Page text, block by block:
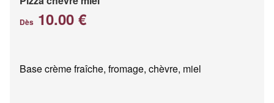
Dès 10.00 €
Base crème fraîche, fromage, chèvre, miel